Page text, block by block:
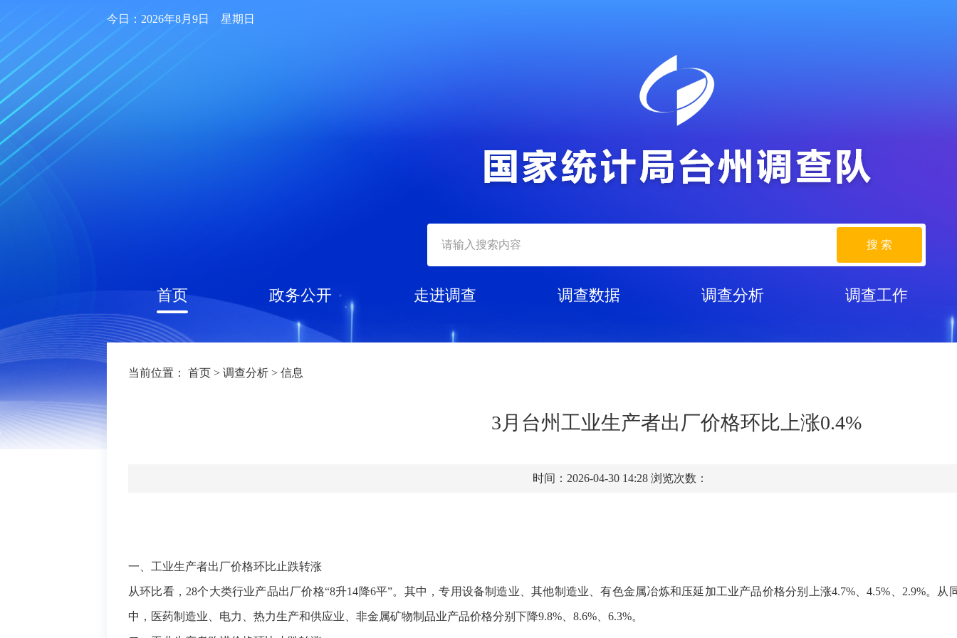
今日：2026年8月9日 星期日
搜 索
首页 政务公开 走进调查 调查数据 调查分析 调查工作
当前位置： 首页 > 调查分析 > 信息
3月台州工业生产者出厂价格环比上涨0.4%
时间：2026-04-30 14:28 浏览次数：
一 工业生产者出厂价格环比止跌转涨
从环比看， 28个大类行业产品出厂价格“8升14降6平”。其中，专用设备制造业、其他制造业、有色金属冶炼和压延加工业产品价格分别上涨4.7%、4.5%、2.9%。从
中，医药制造业、电力、热力生产和供应业、非金属矿物制品业产品价格分别下降9.8%、8.6%、6.3%。